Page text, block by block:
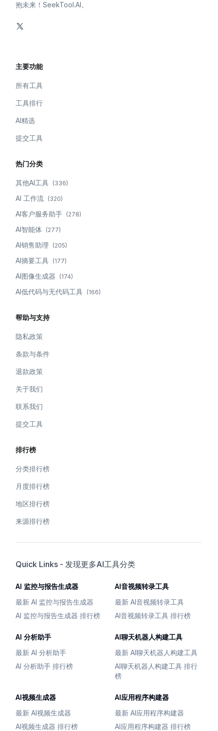
抱未来！SeekTool.AI。
主要功能
所有工具
工具排行
AI精选
提交工具
热门分类
其他AI工具 (336)
AI 工作流 (320)
AI客户服务助手 (278)
AI智能体 (277)
AI销售助理 (205)
AI摘要工具 (177)
AI图像生成器 (174)
AI低代码与无代码工具 (166)
帮助与支持
隐私政策
条款与条件
退款政策
关于我们
联系我们
提交工具
排行榜
分类排行榜
月度排行榜
地区排行榜
来源排行榜
Quick Links - 发现更多AI工具分类
AI 监控与报告生成器
最新 AI 监控与报告生成器
AI 监控与报告生成器 排行榜
AI音视频转录工具
最新 AI音视频转录工具
AI音视频转录工具 排行榜
AI 分析助手
最新 AI 分析助手
AI 分析助手 排行榜
AI聊天机器人构建工具
最新 AI聊天机器人构建工具
AI聊天机器人构建工具 排行
榜
AI视频生成器
最新 AI视频生成器
AI视频生成器 排行榜
AI应用程序构建器
最新 AI应用程序构建器
AI应用程序构建器 排行榜